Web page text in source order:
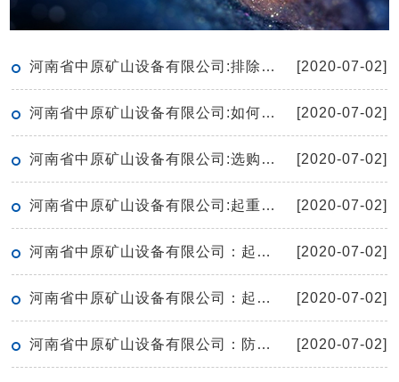
[2020-07-02]
河南省中原矿山设备有限公司:排除重型机械设备故障的方法
[2020-07-02]
河南省中原矿山设备有限公司:如何有效的保养起重机
[2020-07-02]
河南省中原矿山设备有限公司:选购单梁起重机有哪些窍门呢
[2020-07-02]
河南省中原矿山设备有限公司:起重机的空负荷试运转应符合哪些要求
[2020-07-02]
河南省中原矿山设备有限公司：起重机保护接地线安全技术要求
[2020-07-02]
河南省中原矿山设备有限公司：起重机滑轮检修要点
[2020-07-02]
河南省中原矿山设备有限公司：防爆电动葫芦工作期间无法上升如何解决